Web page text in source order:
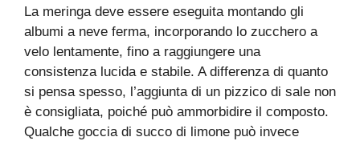
La meringa deve essere eseguita montando gli
albumi a neve ferma, incorporando lo zucchero a
velo lentamente, fino a raggiungere una
consistenza lucida e stabile. A differenza di quanto
si pensa spesso, l’aggiunta di un pizzico di sale non
è consigliata, poiché può ammorbidire il composto.
Qualche goccia di succo di limone può invece